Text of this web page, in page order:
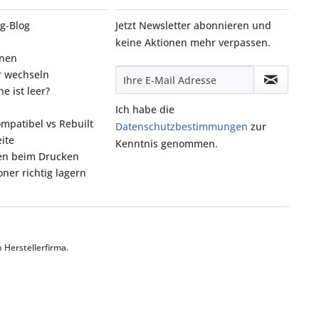
wechseln
ist leer?
vs Rebuilt
beim Drucken
richtig lagern
Jetzt Newsletter abonnieren und
keine Aktionen mehr verpassen.
Ich habe die
Datenschutzbestimmungen zur
Kenntnis genommen.
Herstellerfirma.